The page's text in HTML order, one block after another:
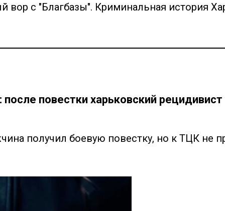
вор с "Благбазы". Криминальная история
повестки харьковский
получил боевую повестку, но к ТЦК не